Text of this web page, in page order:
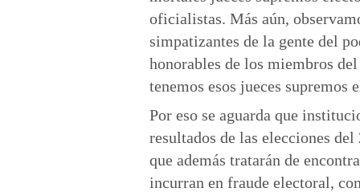
oficialistas. Más aún,
simpatizantes de la gente del
honorables de los miembros
tenemos esos jueces supremos
Por eso se aguarda que
resultados de las elecciones
que además tratarán de
incurran en fraude electoral,